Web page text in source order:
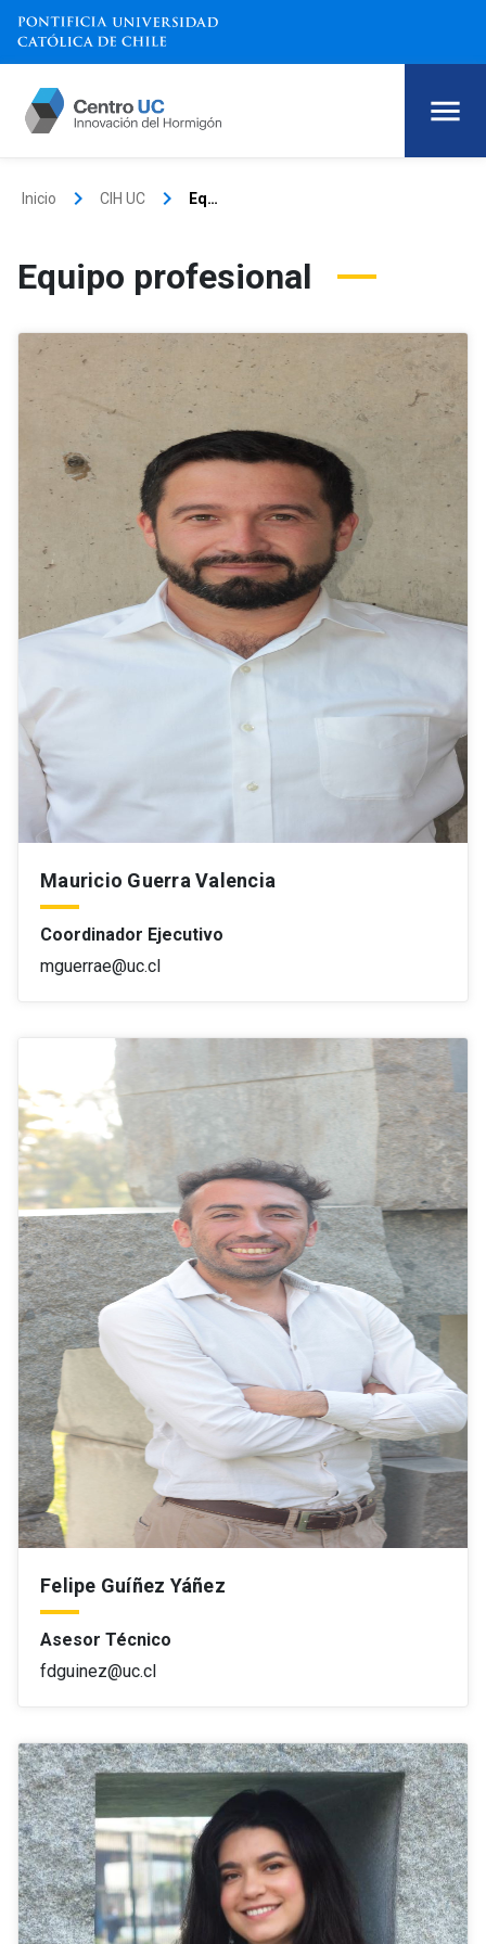
Inicio keyboard_arrow_right CIH UC keyboard_arrow_right Equipo profesional
Equipo profesional
Mauricio Guerra Valencia
Coordinador Ejecutivo
mguerrae@uc.cl
Felipe Guíñez Yáñez
Asesor Técnico
fdguinez@uc.cl